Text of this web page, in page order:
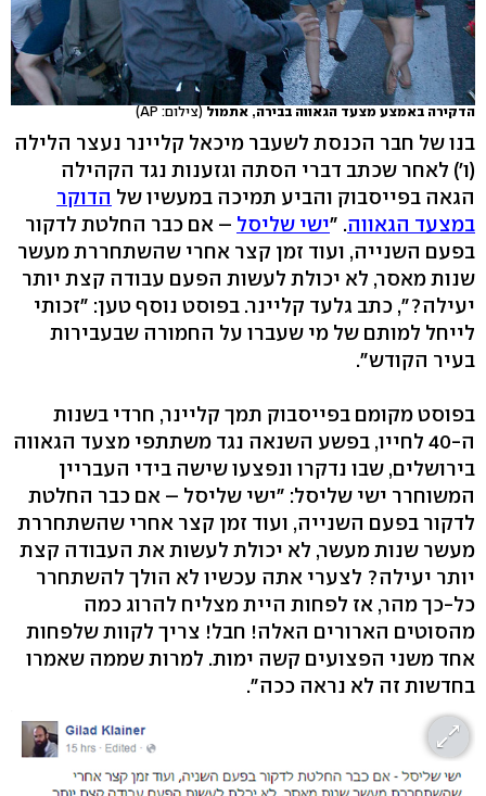
הדקירה באמצע מצעד הגאווה בבירה, אתמול(צילום: AP)
בנו של חבר הכנסת לשעבר מיכאל קליינר נעצר הלילה
(ו') לאחר שכתב דברי הסתה וגזענות נגד הקהילה
הגאה בפייסבוק והביע תמיכה במעשיו של הדוקר
במצעד הגאווה. "ישי שליסל – אם כבר החלטת לדקור
בפעם השנייה, ועוד זמן קצר אחרי שהשתחררת מעשר
שנות מאסר, לא יכולת לעשות הפעם עבודה קצת יותר
יעילה?", כתב גלעד קליינר. בפוסט נוסף טען: "זכותי
לייחל למותם של מי שעברו על החמורה שבעבירות
בעיר הקודש".
בפוסט מקומם בפייסבוק תמך קליינר, חרדי בשנות
ה-40 לחייו, בפשע השנאה נגד משתתפי מצעד הגאווה
בירושלים, שבו נדקרו ונפצעו שישה בידי העבריין
המשוחרר ישי שליסל: "ישי שליסל – אם כבר החלטת
לדקור בפעם השנייה, ועוד זמן קצר אחרי שהשתחררת
מעשר שנות מעשר, לא יכולת לעשות את העבודה קצת
יותר יעילה? לצערי אתה עכשיו לא הולך להשתחרר
כל-כך מהר, אז לפחות היית מצליח להרוג כמה
מהסוטים הארורים האלה! חבל! צריך לקוות שלפחות
אחד משני הפצועים קשה ימות. למרות שממה שאמרו
בחדשות זה לא נראה ככה".